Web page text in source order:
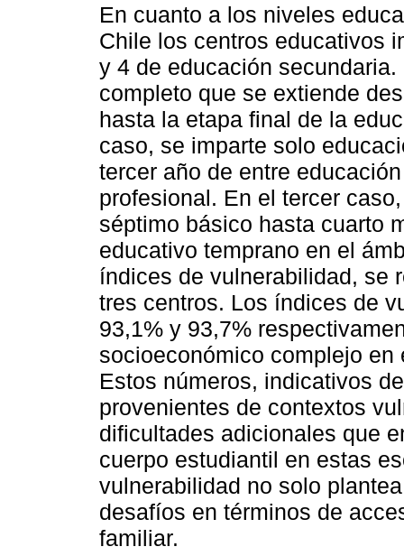
En cuanto a los niveles
Chile los centros educativos
y 4 de educación
completo que se extiende
hasta la etapa final de la
caso, se imparte solo
tercer año de entre
profesional. En el tercer
séptimo básico hasta cuarto
educativo temprano en el
índices de vulnerabilidad, se
tres centros. Los índices de
93,1% y 93,7%
socioeconómico complejo
Estos números, indicativos
provenientes de contextos
dificultades adicionales que
cuerpo estudiantil en estas
vulnerabilidad no solo
desafíos en términos de
familiar.